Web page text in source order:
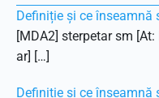
Definiție și ce înseamnă
[MDA2] sterpetar sm
ar] […]
Definiție și ce înseamnă